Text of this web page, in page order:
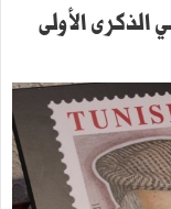
الذكرى الأولى